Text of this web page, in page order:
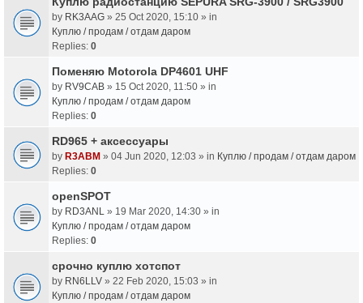
by RK3AAG » 25 Oct 2020, 15:10 » in
Куплю / продам / отдам даром
Replies: 0
Поменяю Motorola DP4601 UHF
by RV9CAB » 15 Oct 2020, 11:50 » in
Куплю / продам / отдам даром
Replies: 0
RD965 + аксессуары
by R3ABM » 04 Jun 2020, 12:03 » in Куплю / продам / отдам даром
Replies: 0
openSPOT
by RD3ANL » 19 Mar 2020, 14:30 » in
Куплю / продам / отдам даром
Replies: 0
срочно куплю хотспот
by RN6LLV » 22 Feb 2020, 15:03 » in
Куплю / продам / отдам даром